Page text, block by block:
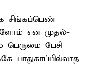
சிங்கப்பெண்
என முதல்-
பேசி
பாதுகாப்பில்லாத